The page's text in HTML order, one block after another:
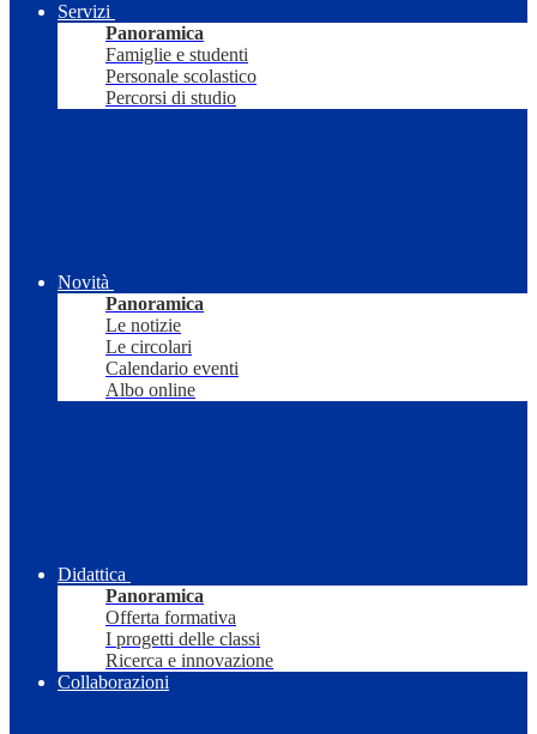
Servizi
Panoramica
Famiglie e studenti
Personale scolastico
Percorsi di studio
Novità
Panoramica
Le notizie
Le circolari
Calendario eventi
Albo online
Didattica
Panoramica
Offerta formativa
I progetti delle classi
Ricerca e innovazione
Collaborazioni